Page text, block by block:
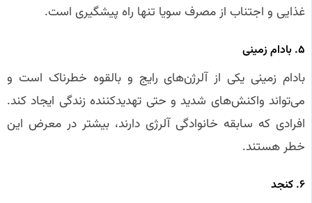
غذایی و اجتناب از مصرف سویا تنها راه پیشگیری است.
۵. بادام زمینی
بادام زمینی یکی از آلرژن‌های رایج و بالقوه خطرناک است و
می‌تواند واکنش‌های شدید و حتی تهدیدکننده زندگی ایجاد کند.
افرادی که سابقه خانوادگی آلرژی دارند، بیشتر در معرض این
خطر هستند.
۶. کنجد